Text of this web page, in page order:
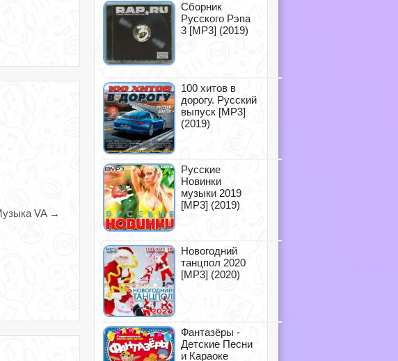
VA →
Сборник
Русского Рэпа
3 [MP3] (2019)
100 хитов в
дорогу. Русский
выпуск [MP3]
(2019)
Русские
Новинки
музыки 2019
[MP3] (2019)
Новогодний
танцпол 2020
[MP3] (2020)
Фантазёры -
Детские Песни
и Караоке